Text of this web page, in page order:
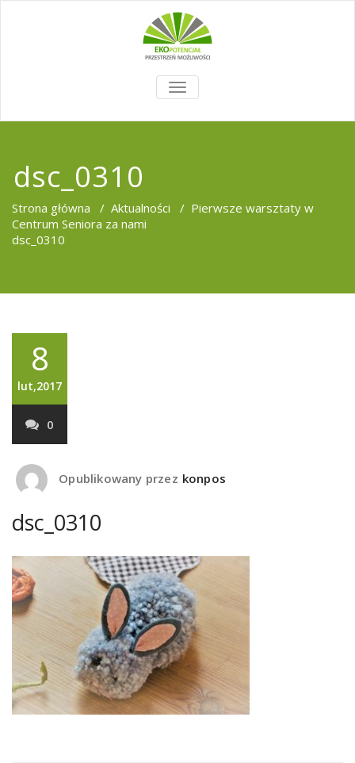
TOGGLE
NAVIGATION
dsc_0310
Strona główna / Aktualności / Pierwsze warsztaty w
Centrum Seniora za nami
dsc_0310
8
lut,2017
0
Opublikowany przez konpos
dsc_0310